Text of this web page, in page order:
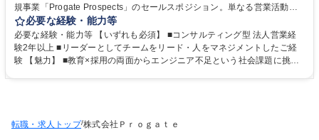
規事業「Progate Prospects」のセールスポジション。単なる営業活動に
とどまらず、事業責任者やBizDevチームと連携し、営業戦略の立案から実
行、チーム運営の基盤づくりまで幅広くお任せします。 【具体的には】 ■
新規企業の開拓・獲得 ■リード管理と商談推進 ■顧客フォローアップ業務
■セールスメンバー(チーム)のマネジメント 【従事する業務の変更範囲：
必要な経験・能力等
必要な経験・能力等 【いずれも必須】 ■コンサルティング型 法人営業経
験2年以上 ■リーダーとしてチームをリード・人をマネジメントしたご経
験 【魅力】 ■教育×採用の両面からエンジニア不足という社会課題に挑む
院 大学 語学力：日本語 資格：
転職・求人トップ/株式会社Ｐｒｏｇａｔｅ